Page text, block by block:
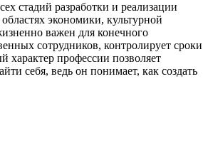
стадий разработки и реализации
экономики, культурной
важен для конечного
сотрудников, контролирует сроки
характер профессии позволяет
себя, ведь он понимает, как создать